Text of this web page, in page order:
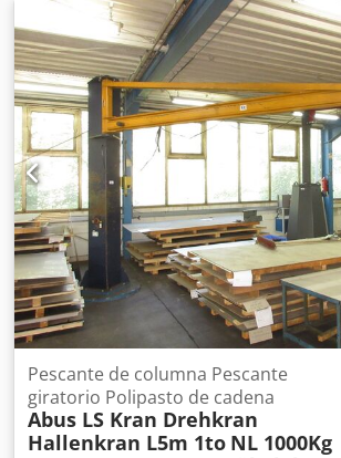
Pescante de columna Pescante
giratorio Polipasto de cadena
Abus LS Kran Drehkran
Hallenkran L5m 1to NL 1000Kg